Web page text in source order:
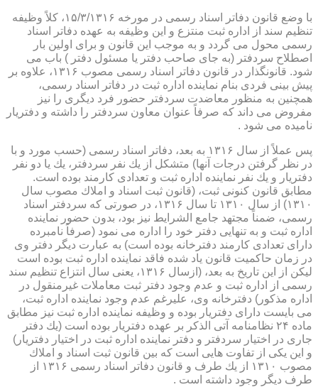
با وضع قانون دفاتر اسناد رسمی در مورخه ۱۵/۳/۱۳۱۶، كلاً وظیفه
تنظیم سند از اداره ثبت منتزع و این وظیفه به عهده دفاتر اسناد
رسمی محول می گردد و به موجب این قانون و برای اولین بار
اصطلاح سردفتر (به جای صاحب دفتر یا مسئول دفتر ) باب می
شود. قانونگذار در قانون دفاتر اسناد رسمی مصوب ۱۳۱۶، علاوه بر
پیش بینی فردی بنام نماینده اداره ثبت در دفاتر اسناد رسمی،
همچنین به منظور معاضدت سردفتر حضور فرد دیگری را نیز
مفروض می داند كه صرفاً عنوان معاون سردفتر را داشته و دفتریار
نامیده می شود .
پس عملاً از سال ۱۳۱۶ به بعد، دفاتر اسناد رسمی (حسب مورد و با
در نظر گرفتن درجات آنها) متشكل از یك نفر سردفتر، یك یا دو نفر
دفتریار و یك نفر نماینده اداره ثبت و تعدادی كارمند بوده است.
مطابق قانون كنونی ثبت، (قانون ثبت اسناد و املاك مصوب سال
۱۳۱۰) از سال ۱۳۱۰ تا سال ۱۳۱۶، در صورتی كه سردفتر اسناد
رسمی، ضمناً مجتهد جامع الشرایط نیز بود، بدون حضور نماینده
اداره ثبت و به تنهایی دفتر خود را اداره می نمود (صرفاً نامبرده
دارای تعدادی كارمند دفترخانه بوده است) به عبارت دیگر دفتر وی
در زمان حاكمیت قانون یاد شده فاقد نماینده اداره ثبت بوده است
لیكن از این تاریخ به بعد، (ازسال ۱۳۱۶، یعنی سال انتزاع تنظیم سند
رسمی از اداره ثبت و عدم وجود دفتر ثبت معاملات غیرمنقول در
اداره مذكور) دفترخانه وی، علیرغم عدم وجود نماینده اداره ثبت،
می بایست دارای دفتریار بوده و وظیفه نماینده اداره ثبت نیز مطابق
ماده ۲۴ نظامنامه آتی الذكر بر عهده دفتریار بوده است (یك دفتر
جاری در اختیار سردفتر و دفتر نماینده اداره ثبت در اختیار دفتریار)
و این یكی از تفاوت هایی است كه بین قانون ثبت اسناد و املاك
مصوب ۱۳۱۰ از یك طرف و قانون دفاتر اسناد رسمی ۱۳۱۶ از
طرف دیگر وجود داشته است .